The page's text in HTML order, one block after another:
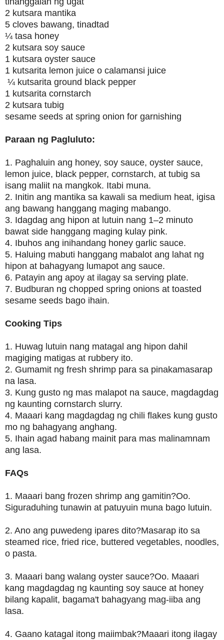
2 kutsara mantika
5 cloves bawang, tinadtad
¼ tasa honey
2 kutsara soy sauce
1 kutsara oyster sauce
1 kutsarita lemon juice o calamansi juice
¼ kutsarita ground black pepper
1 kutsarita cornstarch
2 kutsara tubig
sesame seeds at spring onion for garnishing
Paraan ng Pagluluto:
1. Paghaluin ang honey, soy sauce, oyster sauce,
lemon juice, black pepper, cornstarch, at tubig sa
isang maliit na mangkok. Itabi muna.
2. Initin ang mantika sa kawali sa medium heat, igisa
ang bawang hanggang maging mabango.
3. Idagdag ang hipon at lutuin nang 1–2 minuto
bawat side hanggang maging kulay pink.
4. Ibuhos ang inihandang honey garlic sauce.
5. Haluing mabuti hanggang mabalot ang lahat ng
hipon at bahagyang lumapot ang sauce.
6. Patayin ang apoy at ilagay sa serving plate.
7. Budburan ng chopped spring onions at toasted
sesame seeds bago ihain.
Cooking Tips
1. Huwag lutuin nang matagal ang hipon dahil
magiging matigas at rubbery ito.
2. Gumamit ng fresh shrimp para sa pinakamasarap
na lasa.
3. Kung gusto ng mas malapot na sauce, magdagdag
ng kaunting cornstarch slurry.
4. Maaari kang magdagdag ng chili flakes kung gusto
mo ng bahagyang anghang.
5. Ihain agad habang mainit para mas malinamnam
ang lasa.
FAQs
1. Maaari bang frozen shrimp ang gamitin?Oo.
Siguraduhing tunawin at patuyuin muna bago lutuin.
2. Ano ang puwedeng ipares dito?Masarap ito sa
steamed rice, fried rice, buttered vegetables, noodles,
o pasta.
3. Maaari bang walang oyster sauce?Oo. Maaari
kang magdagdag ng kaunting soy sauce at honey
bilang kapalit, bagama't bahagyang mag-iiba ang
lasa.
4. Gaano katagal itong maiimbak?Maaari itong ilagay